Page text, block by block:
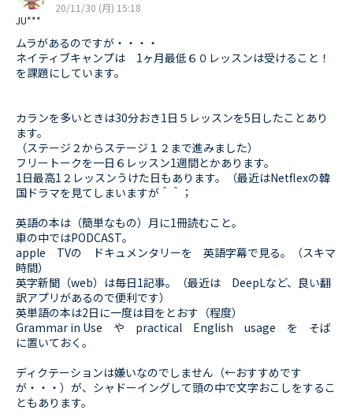
JU***
20/11/30 (月) 15:18
ムラがあるのですが・・・・
ネイティブキャンプは 1ヶ月最低６０レッスンは受けること！
を課題にしています。
カランを多いときは30分おき1日５レッスンを5日したことあり
ます。
（ステージ２からステージ１２まで進みました）
フリートークを一日６レッスン1週間とかあります。
1日最高1２レッスンうけた日もあります。（最近はNetflexの韓
国ドラマを見てしまいますが＾＾；
英語の本は（簡単なもの）月に1冊読むこと。
車の中ではPODCAST。
apple TVの ドキュメンタリーを 英語字幕で見る。（スキマ
時間）
英字新聞（web）は毎日1記事。（最近は DeepLなど、良い翻
訳アプリがあるので便利です）
英単語の本は2日に一度は目をとおす（程度）
Grammar in Use や practical English usage を そば
に置いておく。
ディクテーションは嫌いなのでしません（←おすすめです
が・・・）が、シャドーイングして頭の中で文字おこしをするこ
ともあります。